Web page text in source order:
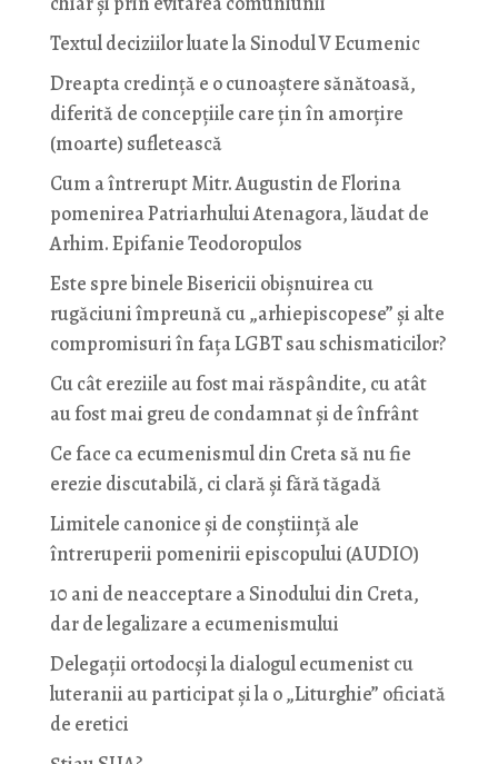
Textul deciziilor luate la Sinodul V Ecumenic
Dreapta credință e o cunoaștere sănătoasă,
diferită de concepțiile care țin în amorțire
(moarte) sufletească
Cum a întrerupt Mitr. Augustin de Florina
pomenirea Patriarhului Atenagora, lăudat de
Arhim. Epifanie Teodoropulos
Este spre binele Bisericii obișnuirea cu
rugăciuni împreună cu „arhiepiscopese” și alte
compromisuri în fața LGBT sau schismaticilor?
Cu cât ereziile au fost mai răspândite, cu atât
au fost mai greu de condamnat și de înfrânt
Ce face ca ecumenismul din Creta să nu fie
erezie discutabilă, ci clară și fără tăgadă
Limitele canonice și de conștiință ale
întreruperii pomenirii episcopului (AUDIO)
10 ani de neacceptare a Sinodului din Creta,
dar de legalizare a ecumenismului
Delegații ortodocși la dialogul ecumenist cu
luteranii au participat și la o „Liturghie” oficiată
de eretici